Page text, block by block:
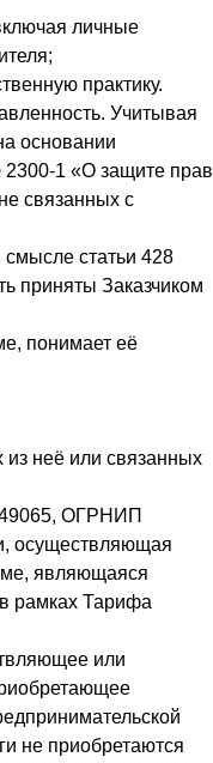
личные
практику.
Учитывая
основании
2300-1 «О защите прав
связанных с
статьи 428
приняты Заказчиком
понимает её
неё или связанных
ОГРНИП
осуществляющая
являющаяся
рамках Тарифа
или
не приобретаются